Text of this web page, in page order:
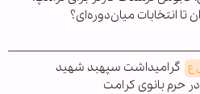
تا انتخابات میان‌دوره‌ای؟
ع گرامیداشت سپهبد شهید
حرم بانوی کرامت